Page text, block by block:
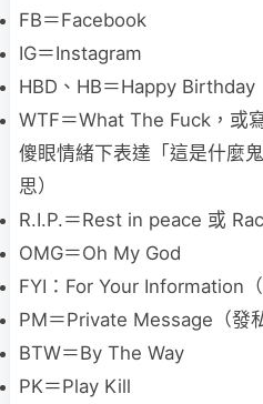
FB＝Facebook
IG＝Instagram
HBD、HB＝Happy Birthday
WTF＝What The Fuck，或
傻眼情緒下表達「這是什麼
思）
R.I.P.＝Rest in peace 或
OMG＝Oh My God
FYI：For Your Information（
PM＝Private Message（發
BTW＝By The Way
PK＝Play Kill